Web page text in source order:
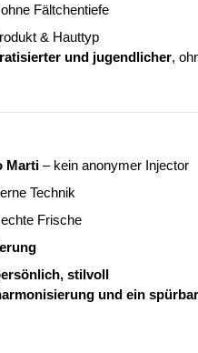
Fältchentiefe
& Hauttyp
und jugendlicher,
Marti– kein anonymer Injector
Technik
Frische
stilvoll
und ein